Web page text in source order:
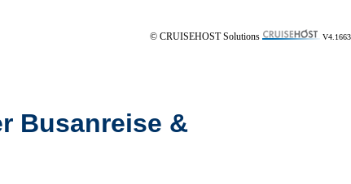
© CRUISEHOST Solutions V4.1663
Busanreise &